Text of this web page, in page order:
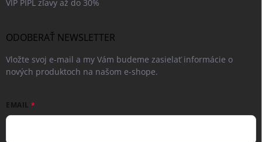
VIP PIPL zľavy až do 30%
ODOBERAŤ NEWSLETTER
Vložte svoj e-mail a my Vám budeme zasielať informácie o
nových produktoch na našom e-shope.
EMAIL